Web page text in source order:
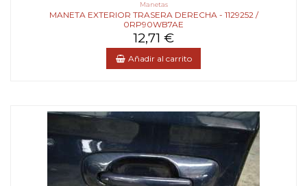
Manetas
MANETA EXTERIOR TRASERA DERECHA - 1129252 /
0RP90WB7AE
12,71 €
Añadir al carrito